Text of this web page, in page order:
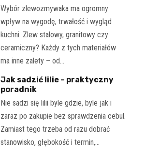
Wybór zlewozmywaka ma ogromny
wpływ na wygodę, trwałość i wygląd
kuchni. Zlew stalowy, granitowy czy
ceramiczny? Każdy z tych materiałów
ma inne zalety – od…
Jak sadzić lilie – praktyczny
poradnik
Nie sadzi się lilii byle gdzie, byle jak i
zaraz po zakupie bez sprawdzenia cebul.
Zamiast tego trzeba od razu dobrać
stanowisko, głębokość i termin,…